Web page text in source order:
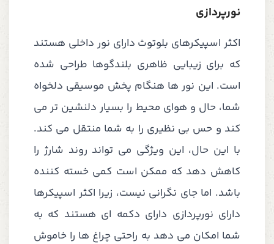
نورپردازی
اکثر اسپیکرهای بلوتوث دارای نور داخلی هستند
که برای زیبایی ظاهری بلندگوها طراحی شده
است. این نور ها هنگام پخش موسیقی دلخواه
شما، حال و هوای محیط را بسیار دلنشین تر می
کند و حس بی نظیری را به شما منتقل می کند.
با این حال، این ویژگی می تواند روند شارژ را
کاهش دهد که ممکن است کمی خسته کننده
باشد. اما جای نگرانی نیست، زیرا اکثر اسپیکرها
دارای نورپردازی دارای دکمه ای هستند که به
شما امکان می دهد به راحتی چراغ ها را خاموش